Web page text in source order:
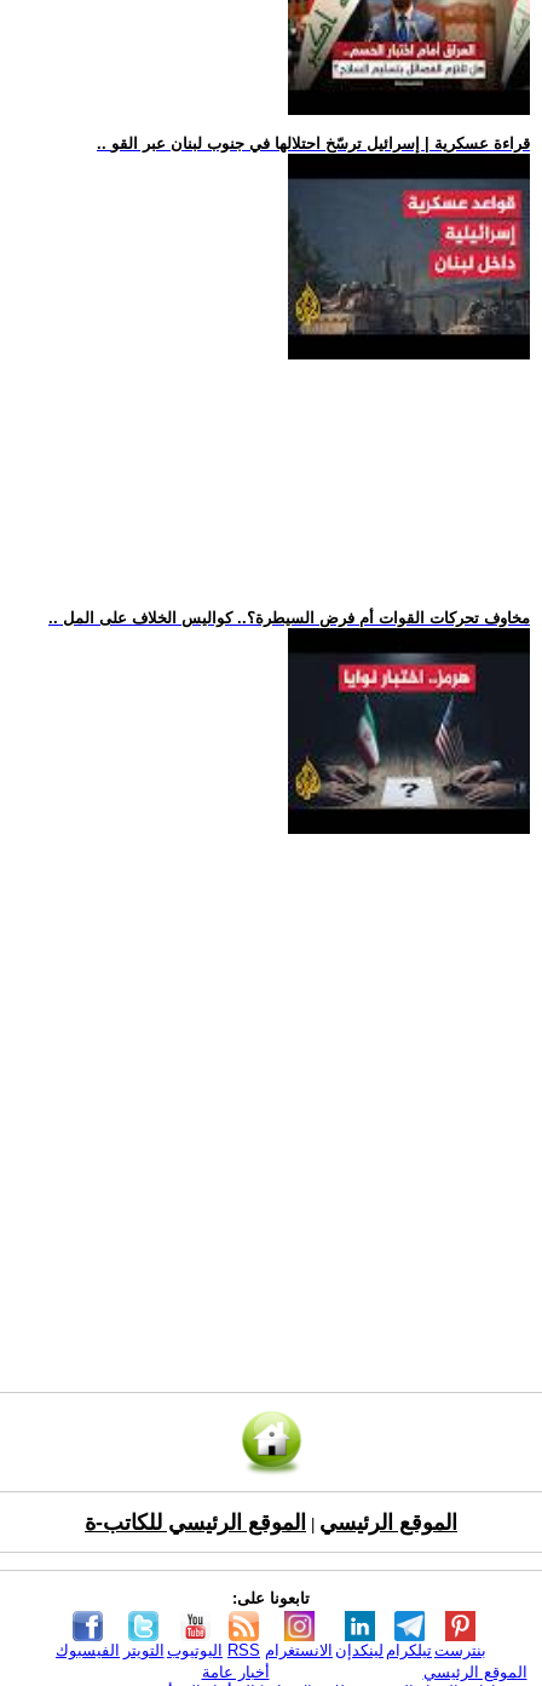
.. قراءة عسكرية | إسرائيل ترسّخ احتلالها في جنوب لبنان عبر القو
.. مخاوف تحركات القوات أم فرض السيطرة؟.. كواليس الخلاف على المل
الموقع الرئيسي الموقع الرئيسي للكاتب-ة
تابعونا على:
الفيسبوك التويتر اليوتيوب RSS الانستغرام لينكدإن تيلكرامبنترست
الموقع الرئيسي
أخبار عامة